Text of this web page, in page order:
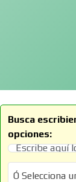
Busca
opciones:
Ó Selecciona
Ó Selecciona